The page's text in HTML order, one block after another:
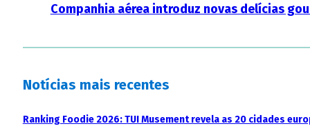
Companhia aérea introduz novas delícias
Notícias mais recentes
Ranking Foodie 2026: TUI Musement revela as 20 cidades